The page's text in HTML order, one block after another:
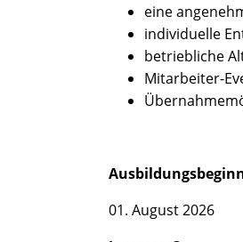
eine
individuelle
betriebliche
Mitarbeiter-
01. August 2026